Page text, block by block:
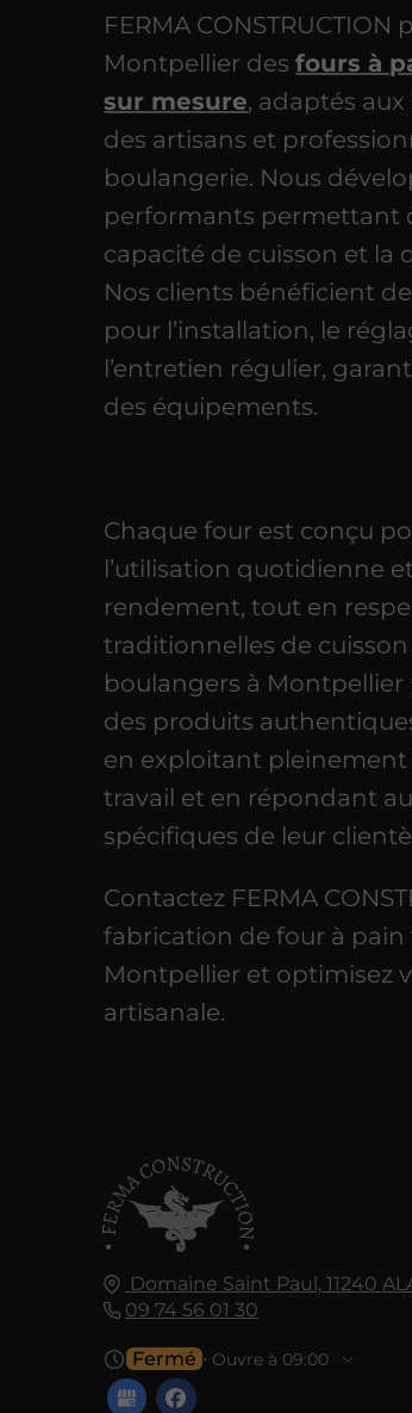
FERMA CONSTRUCTION
Montpellier desfours à
sur mesure, adaptés
des artisans et
boulangerie. Nous
performants permettant
capacité de cuisson et la
Nos clients bénéficient
pour l’installation, le
l’entretien régulier,
des équipements.
Chaque four est conçu
l’utilisation quotidienne
rendement, tout en
traditionnelles de cuisson
boulangers à
des produits
en exploitant pleinement
travail et en répondant
spécifiques de leur
Contactez FERMA
fabrication de four à pain
Montpellier et optimisez
artisanale.
Domaine Saint Paul, 11240
09 74 56 01 30
Fermé ⋅ Ouvre à 09:00